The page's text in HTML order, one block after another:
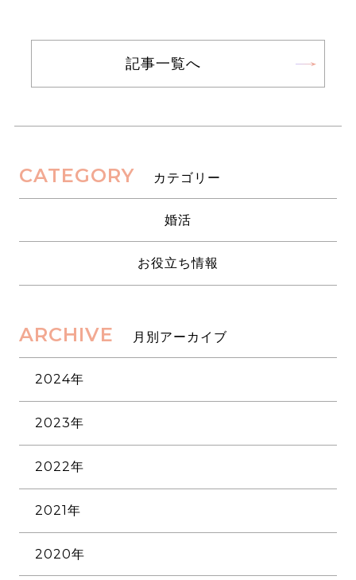
記事一覧へ
CATEGORY カテゴリー
婚活
お役立ち情報
ARCHIVE 月別アーカイブ
2024年
3月
1月
2023年
12月
10月
8月
7月
2022年
12月
10月
2021年
12月
2020年